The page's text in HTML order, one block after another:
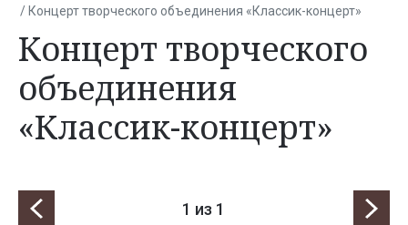
Концерт творческого объединения «Классик-концерт»
Концерт творческого
объединения
«Классик-концерт»
1 из 1